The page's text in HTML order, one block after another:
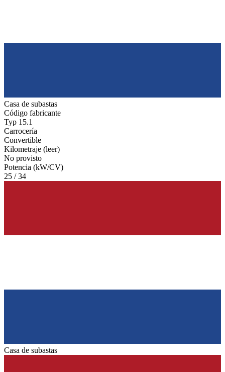
Casa de subastas
Código fabricante
Typ 15.1
Carrocería
Convertible
Kilometraje (leer)
No provisto
Potencia (kW/CV)
25 / 34
Casa de subastas